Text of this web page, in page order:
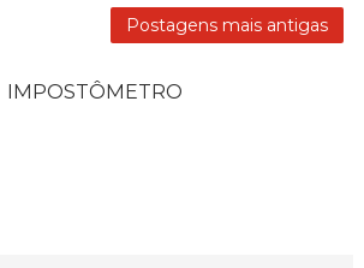
Postagens mais antigas
IMPOSTÔMETRO